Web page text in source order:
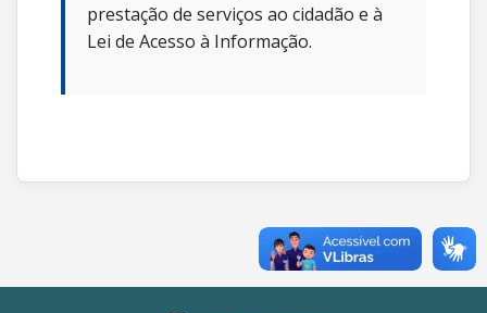
prestação de serviços ao cidadão e à
Lei de Acesso à Informação.